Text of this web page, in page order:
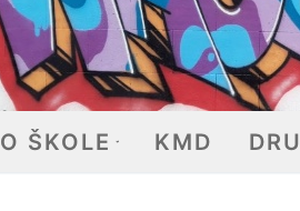
O ŠKOLE KMD